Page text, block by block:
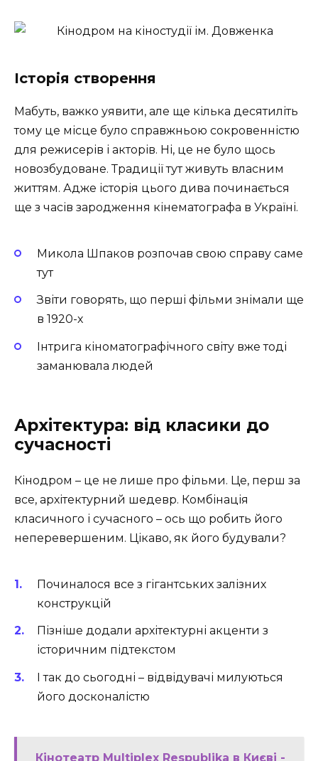
Історія створення
Мабуть, важко уявити, але ще кілька десятиліть
тому це місце було справжньою сокровенністю
для режисерів і акторів. Ні, це не було щось
новозбудоване. Традиції тут живуть власним
життям. Адже історія цього дива починається
ще з часів зародження кінематографа в Україні.
Микола Шпаков розпочав свою справу саме
тут
Звіти говорять, що перші фільми знімали ще
в 1920-х
Інтрига кіноматографічного світу вже тоді
заманювала людей
Архітектура: від класики до
сучасності
Кінодром – це не лише про фільми. Це, перш за
все, архітектурний шедевр. Комбінація
класичного і сучасного – ось що робить його
неперевершеним. Цікаво, як його будували?
Починалося все з гігантських залізних
конструкцій
Пізніше додали архітектурні акценти з
історичним підтекстом
І так до сьогодні – відвідувачі милуються
його досконалістю
Кінотеатр Multiplex Respublika в Києві -